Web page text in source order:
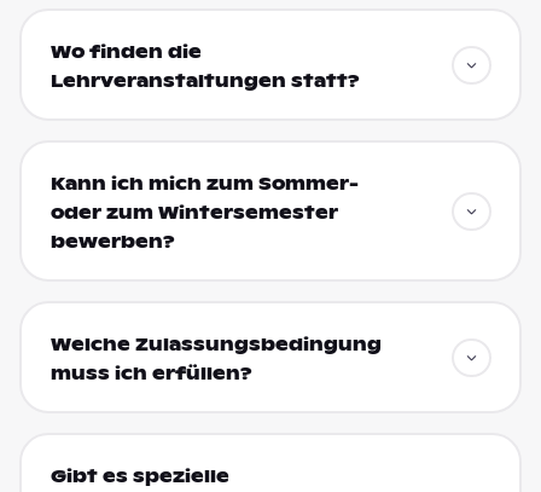
Wo finden die
Lehrveranstaltungen statt?
Kann ich mich zum Sommer-
oder zum Wintersemester
bewerben?
Welche Zulassungsbedingung
muss ich erfüllen?
Gibt es spezielle